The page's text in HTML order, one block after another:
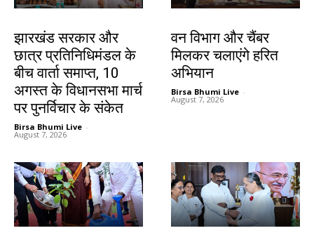
झारखंड सरकार और
छात्र प्रतिनिधिमंडल के
बीच वार्ता समाप्त, 10
अगस्त के विधानसभा मार्च
पर पुनर्विचार के संकेत
Birsa Bhumi Live -
August 7, 2026
वन विभाग और चैंबर
मिलकर चलाएंगे हरित
अभियान
Birsa Bhumi Live -
August 7, 2026